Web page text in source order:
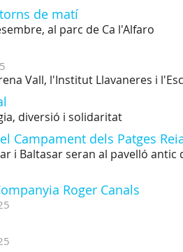
de matí
al parc de Ca l'Alfaro
Vall, l'Institut Llavaneres i
diversió i solidaritat
Campament dels Patges
i Baltasar seran al pavelló
Roger Canals